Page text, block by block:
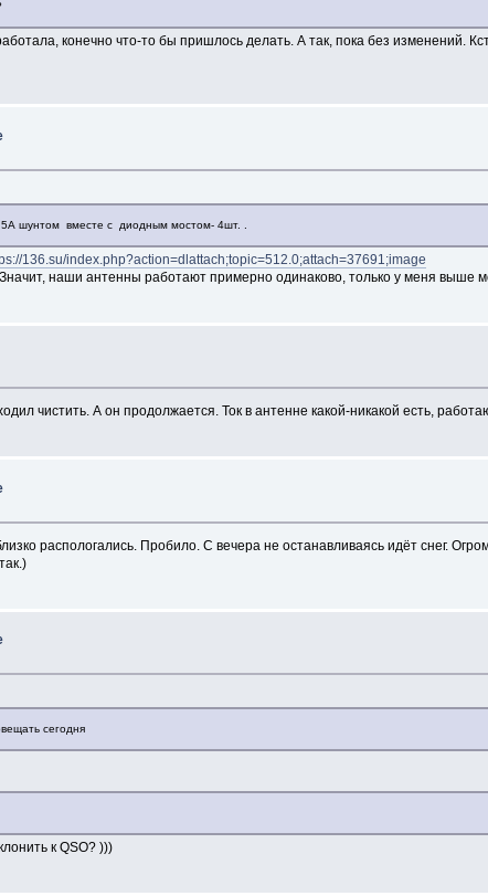
конечно что-то бы пришлось делать. А так, пока без изменений.
шунтом вместе с диодным мостом- 4шт. .
136.su/index.php?action=dlattach;topic=512.0;attach=37691;image
наши антенны работают примерно одинаково, только у меня выше
чистить. А он продолжается. Ток в антенне какой-никакой есть,
распологались. Пробило. С вечера не останавливаясь идёт снег.
сегодня
к QSO? )))